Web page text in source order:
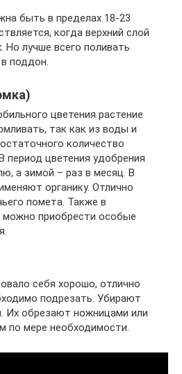
быть в пределах 18-23
когда верхний слой
Но лучше всего поливать
поддон.
цветения растение
так как из воды и
количество
период цветения удобрения
а зимой – раз в месяц. В
органику. Отлично
помета. Также в
можно приобрести особые
себя хорошо, отлично
подрезать. Убирают
Их обрезают ножницами или
по мере необходимости.